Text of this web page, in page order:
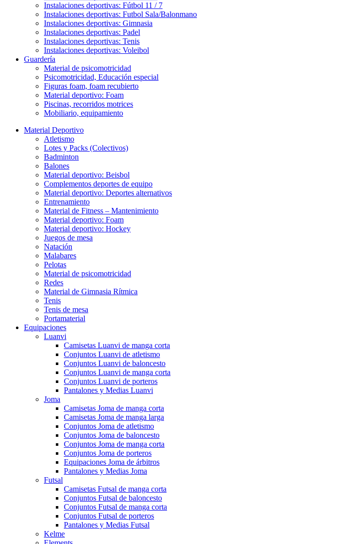
Instalaciones deportivas: Fútbol 11 / 7
Instalaciones deportivas: Futbol Sala/Balonmano
Instalaciones deportivas: Gimnasia
Instalaciones deportivas: Padel
Instalaciones deportivas: Tenis
Instalaciones deportivas: Voleibol
Guardería
Material de psicomotricidad
Psicomotricidad, Educación especial
Figuras foam, foam recubierto
Material deportivo: Foam
Piscinas, recorridos motrices
Mobiliario, equipamiento
Material Deportivo
Atletismo
Lotes y Packs (Colectivos)
Badminton
Balones
Material deportivo: Beisbol
Complementos deportes de equipo
Material deportivo: Deportes alternativos
Entrenamiento
Material de Fitness – Mantenimiento
Material deportivo: Foam
Material deportivo: Hockey
Juegos de mesa
Natación
Malabares
Pelotas
Material de psicomotricidad
Redes
Material de Gimnasia Rítmica
Tenis
Tenis de mesa
Portamaterial
Equipaciones
Luanvi
Camisetas Luanvi de manga corta
Conjuntos Luanvi de atletismo
Conjuntos Luanvi de baloncesto
Conjuntos Luanvi de manga corta
Conjuntos Luanvi de porteros
Pantalones y Medias Luanvi
Joma
Camisetas Joma de manga corta
Camisetas Joma de manga larga
Conjuntos Joma de atletismo
Conjuntos Joma de baloncesto
Conjuntos Joma de manga corta
Conjuntos Joma de porteros
Equipaciones Joma de árbitros
Pantalones y Medias Joma
Futsal
Camisetas Futsal de manga corta
Conjuntos Futsal de baloncesto
Conjuntos Futsal de manga corta
Conjuntos Futsal de porteros
Pantalones y Medias Futsal
Kelme